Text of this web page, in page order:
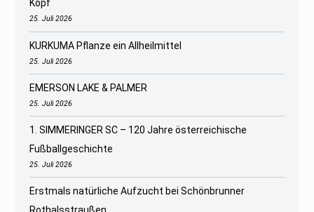
Kopf
25. Juli 2026
KURKUMA Pflanze ein Allheilmittel
25. Juli 2026
EMERSON LAKE & PALMER
25. Juli 2026
1. SIMMERINGER SC – 120 Jahre österreichische
Fußballgeschichte
25. Juli 2026
Erstmals natürliche Aufzucht bei Schönbrunner